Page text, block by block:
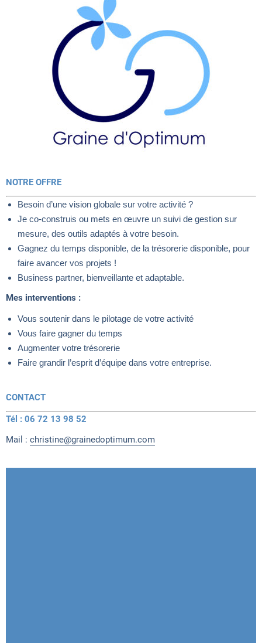
NOTRE OFFRE
Besoin d’une vision globale sur votre activité ?
Je co-construis ou mets en œuvre un suivi de gestion sur
mesure, des outils adaptés à votre besoin.
Gagnez du temps disponible, de la trésorerie disponible, pour
faire avancer vos projets !
Business partner, bienveillante et adaptable.
Mes interventions :
Vous soutenir dans le pilotage de votre activité
Vous faire gagner du temps
Augmenter votre trésorerie
Faire grandir l’esprit d’équipe dans votre entreprise.
CONTACT
Tél : 06 72 13 98 52
Mail : christine@grainedoptimum.com